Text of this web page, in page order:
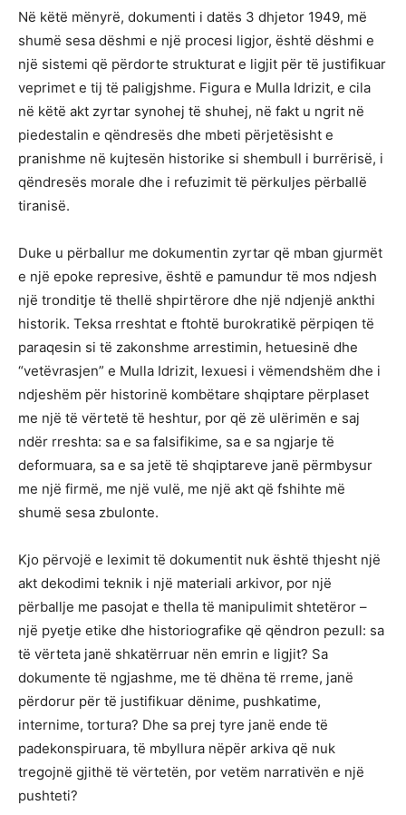
Në këtë mënyrë, dokumenti i datës 3 dhjetor 1949, më
shumë sesa dëshmi e një procesi ligjor, është dëshmi e
një sistemi që përdorte strukturat e ligjit për të justifikuar
veprimet e tij të paligjshme. Figura e Mulla Idrizit, e cila
në këtë akt zyrtar synohej të shuhej, në fakt u ngrit në
piedestalin e qëndresës dhe mbeti përjetësisht e
pranishme në kujtesën historike si shembull i burrërisë, i
qëndresës morale dhe i refuzimit të përkuljes përballë
tiranisë.
Duke u përballur me dokumentin zyrtar që mban gjurmët
e një epoke represive, është e pamundur të mos ndjesh
një tronditje të thellë shpirtërore dhe një ndjenjë ankthi
historik. Teksa rreshtat e ftohtë burokratikë përpiqen të
paraqesin si të zakonshme arrestimin, hetuesinë dhe
“vetëvrasjen” e Mulla Idrizit, lexuesi i vëmendshëm dhe i
ndjeshëm për historinë kombëtare shqiptare përplaset
me një të vërtetë të heshtur, por që zë ulërimën e saj
ndër rreshta: sa e sa falsifikime, sa e sa ngjarje të
deformuara, sa e sa jetë të shqiptareve janë përmbysur
me një firmë, me një vulë, me një akt që fshihte më
shumë sesa zbulonte.
Kjo përvojë e leximit të dokumentit nuk është thjesht një
akt dekodimi teknik i një materiali arkivor, por një
përballje me pasojat e thella të manipulimit shtetëror –
një pyetje etike dhe historiografike që qëndron pezull: sa
të vërteta janë shkatërruar nën emrin e ligjit? Sa
dokumente të ngjashme, me të dhëna të rreme, janë
përdorur për të justifikuar dënime, pushkatime,
internime, tortura? Dhe sa prej tyre janë ende të
padekonspiruara, të mbyllura nëpër arkiva që nuk
tregojnë gjithë të vërtetën, por vetëm narrativën e një
pushteti?